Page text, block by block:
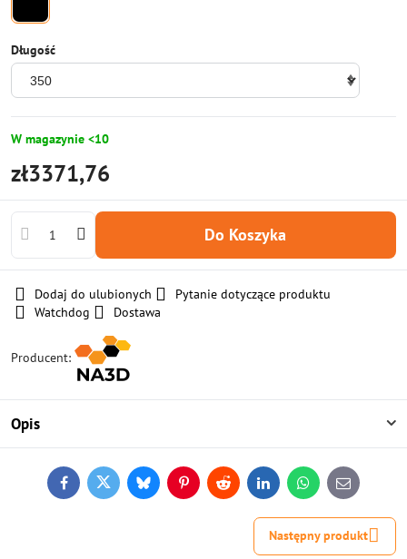
Długość
W magazynie <10
zł3371,76
Do Koszyka
Dodaj do ulubionych
Pytanie dotyczące produktu
Watchdog
Dostawa
Producent:
Opis
FacebookTwitterBlueskyPinterestReddit LinkedInWhatsApp
E-
mail
Następny produkt